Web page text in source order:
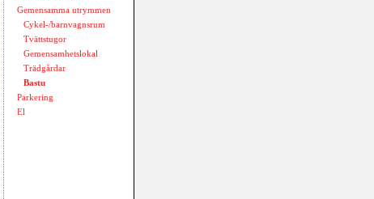
Gemensamma utrymmen
Cykel-/barnvagnsrum
Tvättstugor
Gemensamhetslokal
Trädgårdar
Bastu
Parkering
El